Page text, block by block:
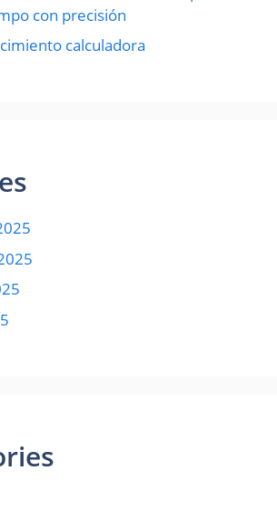
con precisión
calculadora